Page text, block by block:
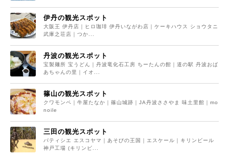
伊丹の観光スポット
大阪王 伊丹店｜ヒロ珈琲 伊丹いながわ店｜ケーキハウス ショウタニ
武庫之荘店｜つか...
丹波の観光スポット
宝製麺所 宝うどん｜丹波竜化石工房 ちーたんの館｜道の駅 丹波おば
あちゃんの里｜イオ...
篠山の観光スポット
クワモンペ｜牛屋たなか｜篠山城跡｜JA丹波ささやま 味土里館｜mo
noile
三田の観光スポット
パティシエ エスコヤマ｜あそびの王国｜エスケール｜キリンビール
神戸工場 (キリンビ...